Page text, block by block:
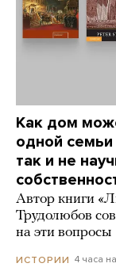
Как дом
одной
так и не
Автор книги
Трудолюбов
на эти вопросы
ИСТОРИИ 4 часа